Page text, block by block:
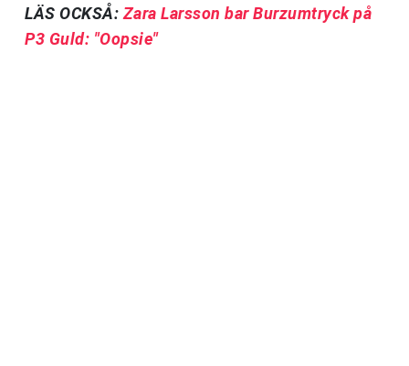
LÄS OCKSÅ: Zara Larsson bar Burzumtryck på
P3 Guld: "Oopsie"